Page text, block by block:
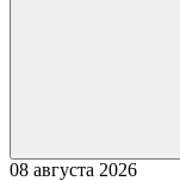
08 августа 2026